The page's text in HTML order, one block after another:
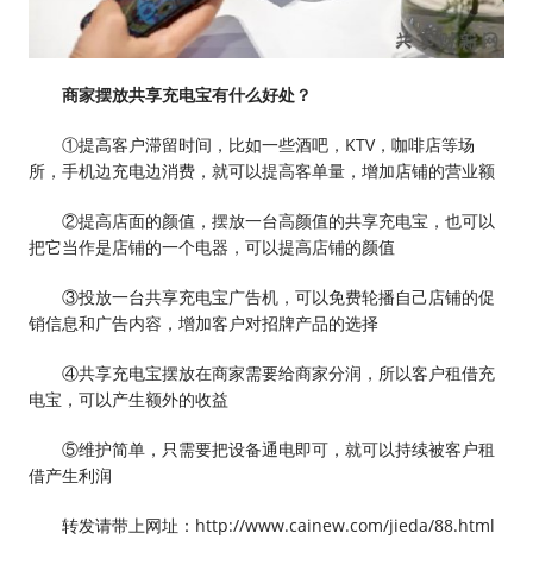
商家摆放共享充电宝有什么好处？
①提高客户滞留时间，比如一些酒吧，KTV，咖啡店等场
所，手机边充电边消费，就可以提高客单量，增加店铺的营业额
②提高店面的颜值，摆放一台高颜值的共享充电宝，也可以
把它当作是店铺的一个电器，可以提高店铺的颜值
③投放一台共享充电宝广告机，可以免费轮播自己店铺的促
销信息和广告内容，增加客户对招牌产品的选择
④共享充电宝摆放在商家需要给商家分润，所以客户租借充
电宝，可以产生额外的收益
⑤维护简单，只需要把设备通电即可，就可以持续被客户租
借产生利润
转发请带上网址：http://www.cainew.com/jieda/88.html